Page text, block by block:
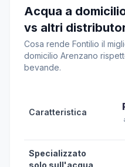
Acqua a
vs altri
Cosa rende Fontilio il
domicilio Arenzano
bevande.
Caratteristica
Specializzato
solo sull'acqua